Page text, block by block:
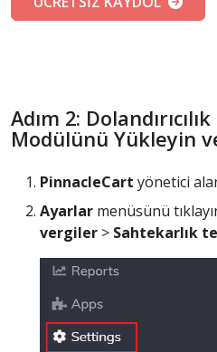
Adım 2:
Modülünü Yükleyin
PinnacleCart yönetici
Ayarlar menüsünü
vergiler > Sahtekarlık